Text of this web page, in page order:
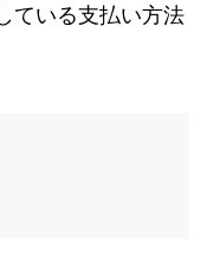
ている支払い方法